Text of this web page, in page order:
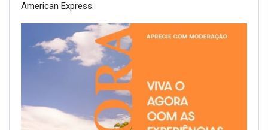
American Express.